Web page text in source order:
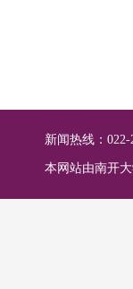
新闻热线：022-
本网站由南开